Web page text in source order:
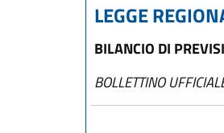
LEGGE
BILANCIO DI
BOLLETTINO